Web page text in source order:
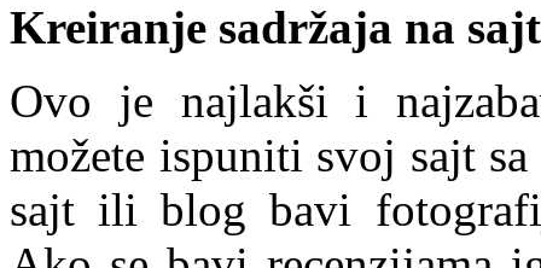
Kreiranje sadržaja na
Ovo je najlakši i
možete ispuniti svoj sajt
sajt ili blog bavi